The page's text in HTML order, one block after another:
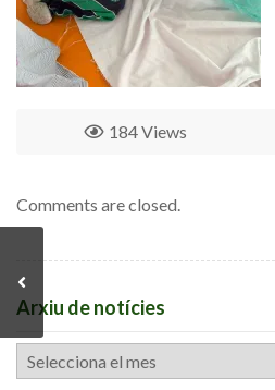
184 Views
Comments are closed.
Arxiu de notícies
Arxiu
de